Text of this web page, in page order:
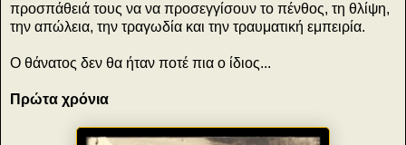
προσπάθειά τους να να προσεγγίσουν το πένθος, τη θλίψη,
την απώλεια, την τραγωδία και την τραυματική εμπειρία.
Ο θάνατος δεν θα ήταν ποτέ πια ο ίδιος...
Πρώτα χρόνια